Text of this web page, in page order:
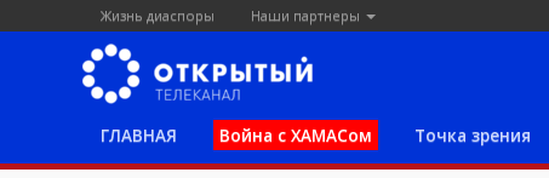
Жизнь диаспоры Наши партнеры
ГЛАВНАЯ Война с ХАМАСом Точка зрения